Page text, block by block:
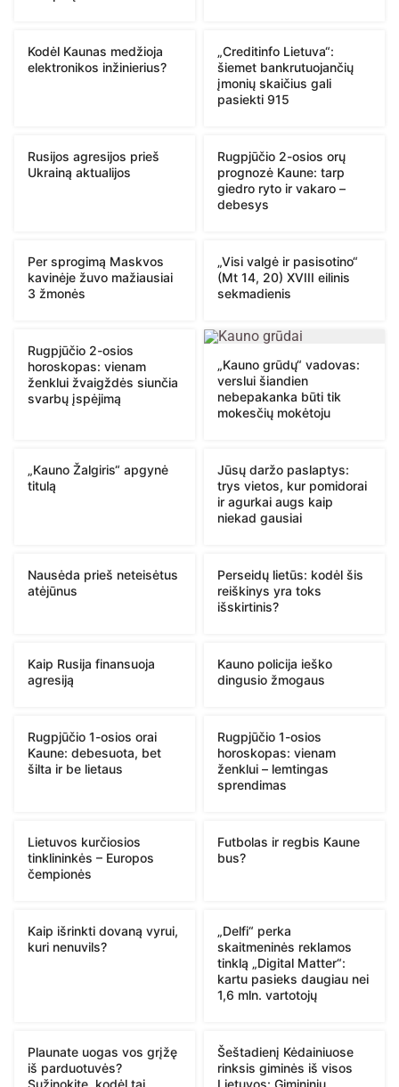
Kodėl Kaunas medžioja
elektronikos inžinierius?
„Creditinfo Lietuva“:
šiemet bankrutuojančių
įmonių skaičius gali
pasiekti 915
Rusijos agresijos prieš
Ukrainą aktualijos
Rugpjūčio 2-osios orų
prognozė Kaune: tarp
giedro ryto ir vakaro –
debesys
Per sprogimą Maskvos
kavinėje žuvo mažiausiai
3 žmonės
„Visi valgė ir pasisotino“
(Mt 14, 20) XVIII eilinis
sekmadienis
Rugpjūčio 2-osios
horoskopas: vienam
ženklui žvaigždės siunčia
svarbų įspėjimą
„Kauno grūdų“ vadovas:
verslui šiandien
nebepakanka būti tik
mokesčių mokėtoju
„Kauno Žalgiris“ apgynė
titulą
Jūsų daržo paslaptys:
trys vietos, kur pomidorai
ir agurkai augs kaip
niekad gausiai
Nausėda prieš neteisėtus
atėjūnus
Perseidų lietūs: kodėl šis
reiškinys yra toks
išskirtinis?
Kaip Rusija finansuoja
agresiją
Kauno policija ieško
dingusio žmogaus
Rugpjūčio 1-osios orai
Kaune: debesuota, bet
šilta ir be lietaus
Rugpjūčio 1-osios
horoskopas: vienam
ženklui – lemtingas
sprendimas
Lietuvos kurčiosios
tinklininkės – Europos
čempionės
Futbolas ir regbis Kaune
bus?
Kaip išrinkti dovaną vyrui,
kuri nenuvils?
„Delfi“ perka
skaitmeninės reklamos
tinklą „Digital Matter“:
kartu pasieks daugiau nei
1,6 mln. vartotojų
Plaunate uogas vos grįžę
iš parduotuvės?
Šeštadienį Kėdainiuose
rinksis giminės iš visos